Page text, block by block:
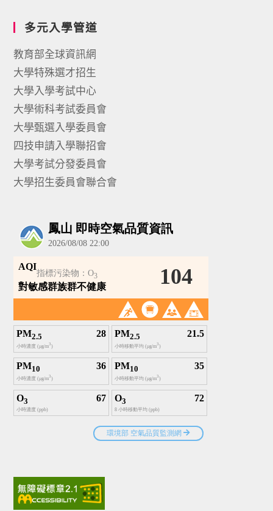
多元入學管道
教育部全球資訊網
大學特殊選才招生
大學入學考試中心
大學術科考試委員會
大學甄選入學委員會
四技申請入學聯招會
大學考試分發委員會
大學招生委員會聯合會